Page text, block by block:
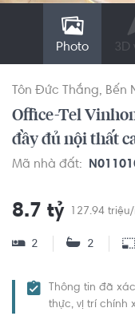
Photo 3D
Tôn Đức Thắng Bến
Office-Tel
đầy đủ nội thất
Mã nhà đất:
8.7 tỷ 127.94 triệu/
2 2
Thông tin đã
thực, vị trí chính